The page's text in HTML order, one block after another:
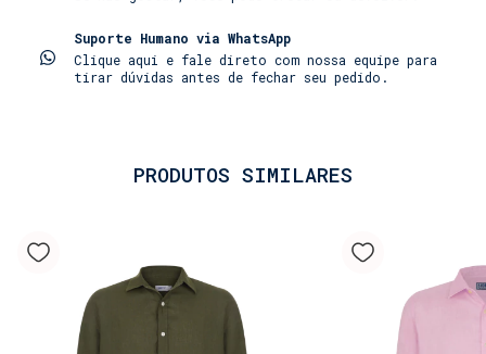
amaciado: Confeccionada em 100% linho puro, uma
fibra nobre naturalmente leve e respirável,
garantindo frescor mesmo nos dias mais quentes. O
elegância despretensiosa.
se adapta ao corpo e acompanha o movimento, sem
restringir. O colarinho clássico e os botões
completam o visual sofisticado.
• Produto permanente: Como um clássico em
nossa coleção, a Camisa 100% Linho é uma peça
Suporte Humano via WhatsApp
Clique aqui e fale direto com nossa equipe para
tirar dúvidas antes de fechar seu pedido.
PRODUTOS SIMILARES